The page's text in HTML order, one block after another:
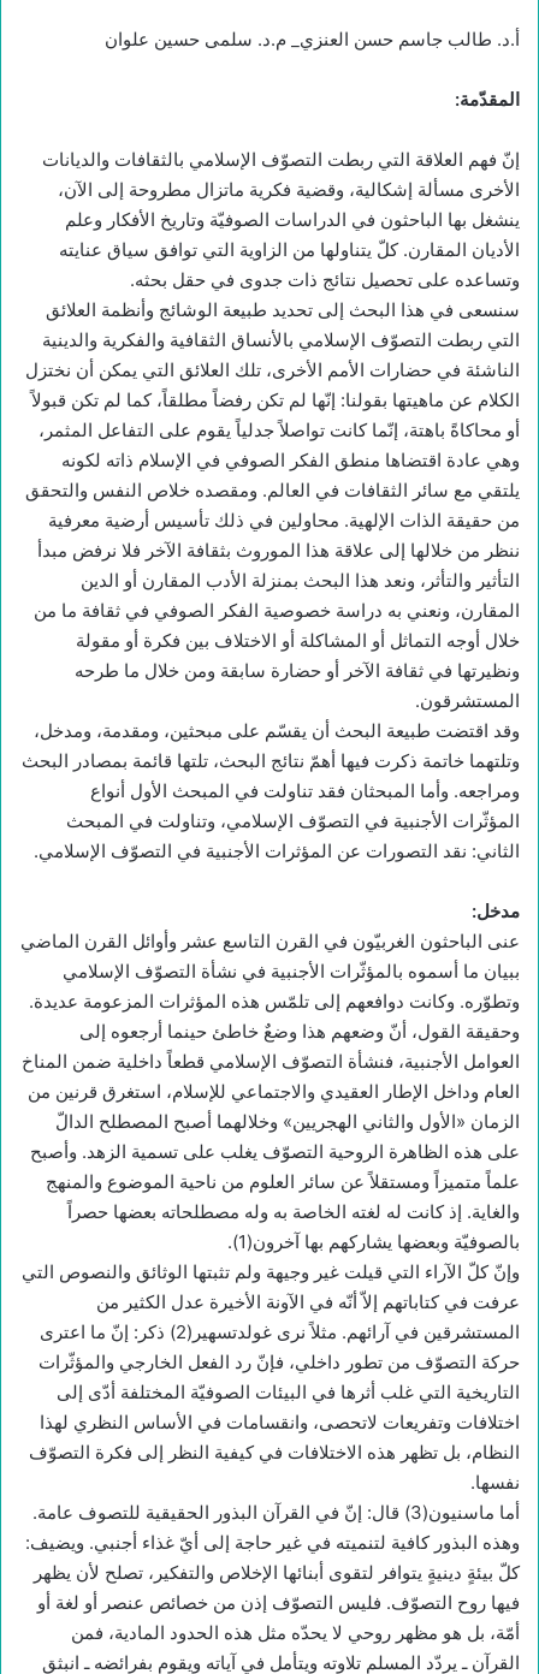
أ.د. طالب جاسم حسن العنزي_ م.د. سلمى حسين علوان
المقدّمة:
إنّ فهم العلاقة التي ربطت التصوّف الإسلامي بالثقافات والديانات
الأخرى مسألة إشكالية، وقضية فكرية ماتزال مطروحة إلى الآن،
ينشغل بها الباحثون في الدراسات الصوفيّة وتاريخ الأفكار وعلم
الأديان المقارن. كلّ يتناولها من الزاوية التي توافق سياق عنايته
وتساعده على تحصيل نتائج ذات جدوى في حقل بحثه.
سنسعى في هذا البحث إلى تحديد طبيعة الوشائج وأنظمة العلائق
التي ربطت التصوّف الإسلامي بالأنساق الثقافية والفكرية والدينية
الناشئة في حضارات الأمم الأخرى، تلك العلائق التي يمكن أن نختزل
الكلام عن ماهيتها بقولنا: إنّها لم تكن رفضاً مطلقاً، كما لم تكن قبولاً
أو محاكاةً باهتة، إنّما كانت تواصلاً جدلياً يقوم على التفاعل المثمر،
وهي عادة اقتضاها منطق الفكر الصوفي في الإسلام ذاته لكونه
يلتقي مع سائر الثقافات في العالم. ومقصده خلاص النفس والتحقق
من حقيقة الذات الإلهية. محاولين في ذلك تأسيس أرضية معرفية
ننظر من خلالها إلى علاقة هذا الموروث بثقافة الآخر فلا نرفض مبدأ
التأثير والتأثر، ونعد هذا البحث بمنزلة الأدب المقارن أو الدين
المقارن، ونعني به دراسة خصوصية الفكر الصوفي في ثقافة ما من
خلال أوجه التماثل أو المشاكلة أو الاختلاف بين فكرة أو مقولة
ونظيرتها في ثقافة الآخر أو حضارة سابقة ومن خلال ما طرحه
المستشرقون.
وقد اقتضت طبيعة البحث أن يقسّم على مبحثين، ومقدمة، ومدخل،
وتلتهما خاتمة ذكرت فيها أهمّ نتائج البحث، تلتها قائمة بمصادر البحث
ومراجعه. وأما المبحثان فقد تناولت في المبحث الأول أنواع
المؤثّرات الأجنبية في التصوّف الإسلامي، وتناولت في المبحث
الثاني: نقد التصورات عن المؤثرات الأجنبية في التصوّف الإسلامي.
مدخل:
عنى الباحثون الغربيّون في القرن التاسع عشر وأوائل القرن الماضي
ببيان ما أسموه بالمؤثّرات الأجنبية في نشأة التصوّف الإسلامي
وتطوّره. وكانت دوافعهم إلى تلمّس هذه المؤثرات المزعومة عديدة.
وحقيقة القول، أنّ وضعهم هذا وضعٌ خاطئ حينما أرجعوه إلى
العوامل الأجنبية، فنشأة التصوّف الإسلامي قطعاً داخلية ضمن المناخ
العام وداخل الإطار العقيدي والاجتماعي للإسلام، استغرق قرنين من
الزمان «الأول والثاني الهجريين» وخلالهما أصبح المصطلح الدالّ
على هذه الظاهرة الروحية التصوّف يغلب على تسمية الزهد. وأصبح
علماً متميزاً ومستقلاً عن سائر العلوم من ناحية الموضوع والمنهج
والغاية. إذ كانت له لغته الخاصة به وله مصطلحاته بعضها حصراً
بالصوفيّة وبعضها يشاركهم بها آخرون(1).
وإنّ كلّ الآراء التي قيلت غير وجيهة ولم تثبتها الوثائق والنصوص التي
عرفت في كتاباتهم إلاّ أنّه في الآونة الأخيرة عدل الكثير من
المستشرقين في آرائهم. مثلاً نرى غولدتسهير(2) ذكر: إنّ ما اعترى
حركة التصوّف من تطور داخلي، فإنّ رد الفعل الخارجي والمؤثّرات
التاريخية التي غلب أثرها في البيئات الصوفيّة المختلفة أدّى إلى
اختلافات وتفريعات لاتحصى، وانقسامات في الأساس النظري لهذا
النظام، بل تظهر هذه الاختلافات في كيفية النظر إلى فكرة التصوّف
نفسها.
أما ماسنيون(3) قال: إنّ في القرآن البذور الحقيقية للتصوف عامة.
وهذه البذور كافية لتنميته في غير حاجة إلى أيّ غذاء أجنبي. ويضيف:
كلّ بيئةٍ دينيةٍ يتوافر لتقوى أبنائها الإخلاص والتفكير، تصلح لأن يظهر
فيها روح التصوّف. فليس التصوّف إذن من خصائص عنصر أو لغة أو
أمّة، بل هو مظهر روحي لا يحدّه مثل هذه الحدود المادية، فمن
القرآن ـ يردّد المسلم تلاوته ويتأمل في آياته ويقوم بفرائضه ـ انبثق